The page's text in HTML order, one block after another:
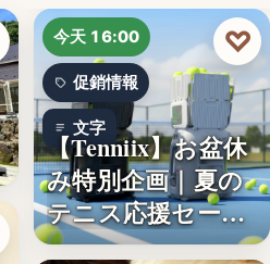
今天 16:00
促銷情報
文字
【Tenniix】お盆休
み特別企画｜夏の
テニス応援セー
ル…
♡